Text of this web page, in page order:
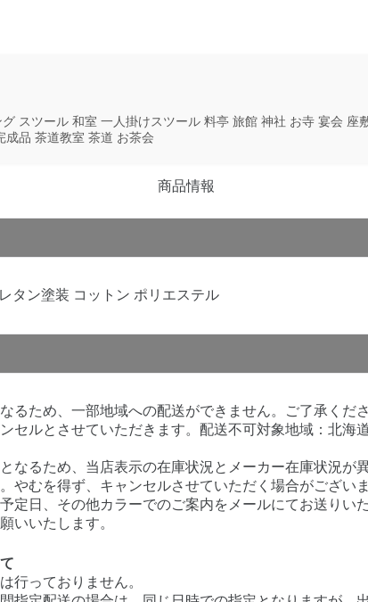
スツール 和室 一人掛けスツール 料亭 旅館 神社 お寺 宴会 座
成品 茶道教室 茶道 お茶会
商品情報
タン塗装 コットン ポリエステル
るため、一部地域への配送ができません。ご了承くだ
セルとさせていただきます。配送不可対象地域：北海
なるため、当店表示の在庫状況とメーカー在庫状況が
やむを得ず、キャンセルさせていただく場合がござい
定日、その他カラーでのご案内をメールにてお送りい
いいたします。
行っておりません。